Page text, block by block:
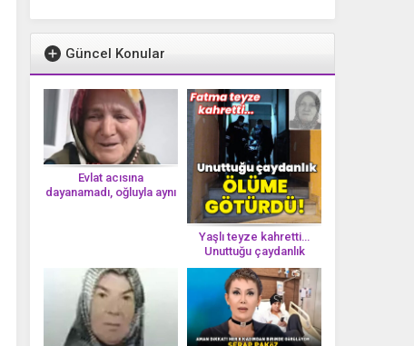
Güncel Konular
Evlat acısına
dayanamadı, oğluyla aynı
Yaşlı teyze kahretti…
Unuttuğu çaydanlık
öl*üme götürdü!